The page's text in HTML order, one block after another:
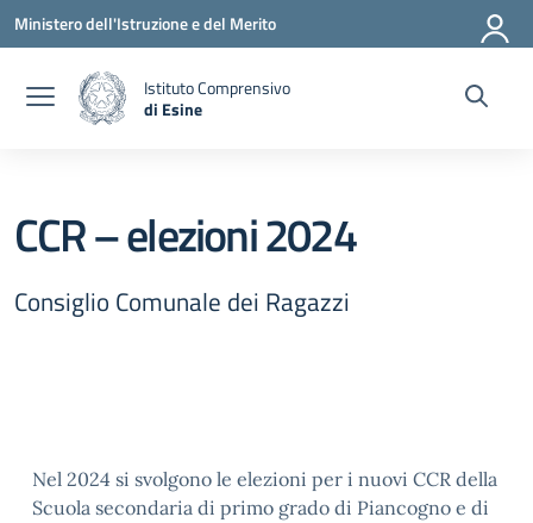
Vai ai contenuti
Vai al menu di navigazione
Vai al footer
Ministero dell'Istruzione e del Merito
Istituto Comprensivo
di Esine
CCR – elezioni 2024
Consiglio Comunale dei Ragazzi
Nel 2024 si svolgono le elezioni per i nuovi CCR della
Scuola secondaria di primo grado di Piancogno e di